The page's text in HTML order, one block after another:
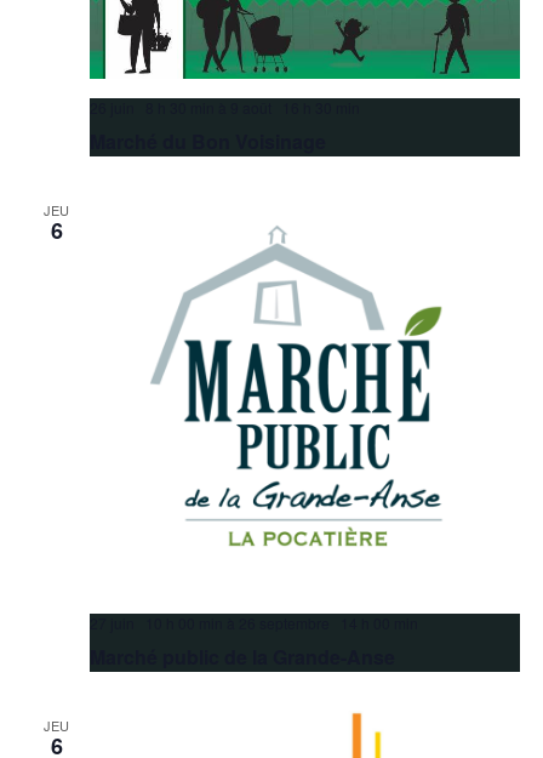
JEU
6
JEU
6